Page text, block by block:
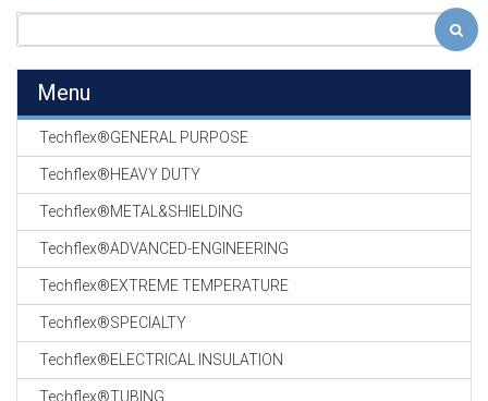
Menu
Techflex®GENERAL PURPOSE
Techflex®HEAVY DUTY
Techflex®METAL&SHIELDING
Techflex®ADVANCED-ENGINEERING
Techflex®EXTREME TEMPERATURE
Techflex®SPECIALTY
Techflex®ELECTRICAL INSULATION
Techflex®TUBING